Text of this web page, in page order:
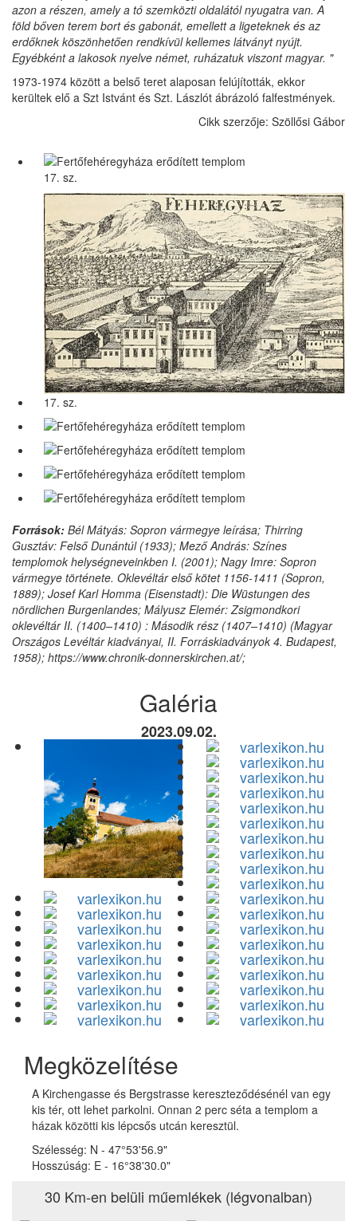
azon a részen, amely a tó szemközti oldalától nyugatra van. A
föld bőven terem bort és gabonát, emellett a ligeteknek és az
erdőknek köszönhetően rendkívül kellemes látványt nyújt.
Egyébként a lakosok nyelve német, ruházatuk viszont magyar. "
1973-1974 között a belső teret alaposan felújították, ekkor
kerültek elő a Szt Istvánt és Szt. Lászlót ábrázoló falfestmények.
Cikk szerzője: Szöllősi Gábor
17. sz.
17. sz.
Források: Bél Mátyás: Sopron vármegye leírása; Thirring
Gusztáv: Felső Dunántúl (1933); Mező András: Színes
templomok helységneveinkben I. (2001); Nagy Imre: Sopron
vármegye története. Oklevéltár első kötet 1156-1411 (Sopron,
1889); Josef Karl Homma (Eisenstadt): Die Wüstungen des
nördlichen Burgenlandes; Mályusz Elemér: Zsigmondkori
oklevéltár II. (1400–1410) : Második rész (1407–1410) (Magyar
Országos Levéltár kiadványai, II. Forráskiadványok 4. Budapest,
1958); https://www.chronik-donnerskirchen.at/;
Galéria
2023.09.02.
Megközelítése
A Kirchengasse és Bergstrasse kereszteződésénél van egy
kis tér, ott lehet parkolni. Onnan 2 perc séta a templom a
házak közötti kis lépcsős utcán keresztül.
Szélesség: N - 47°53'56.9"
Hosszúság: E - 16°38'30.0"
30 Km-en belüli műemlékek (légvonalban)